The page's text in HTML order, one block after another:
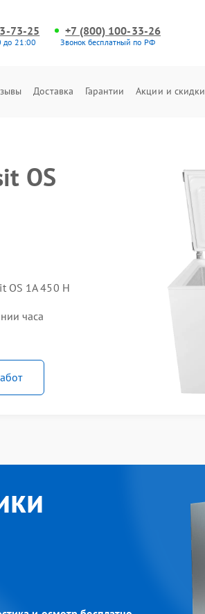
73-25
до 21:00
+7 (800) 100-33-26
Звонок бесплатный по РФ
Доставка Гарантии Акции и скидки
OS
OS 1A 450 H
часа